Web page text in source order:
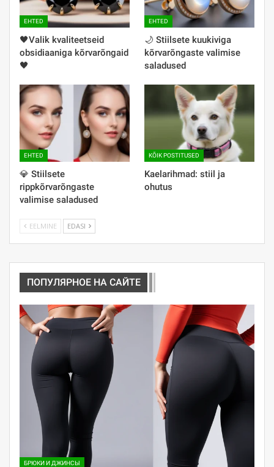
EHTED
🖤️Valik kvaliteetseid
obsidiaaniga kõrvarõngaid
🖤
EHTED
🌙 Stiilsete kuukiviga
kõrvarõngaste valimise
saladused
EHTED
💎 Stiilsete
rippkõrvarõngaste
valimise saladused
KÕIK POSTITUSED
Kaelarihmad: stiil ja
ohutus
EELMINE EDASI
ПОПУЛЯРНОЕ НА САЙТЕ
БРЮКИ И ДЖИНСЫ